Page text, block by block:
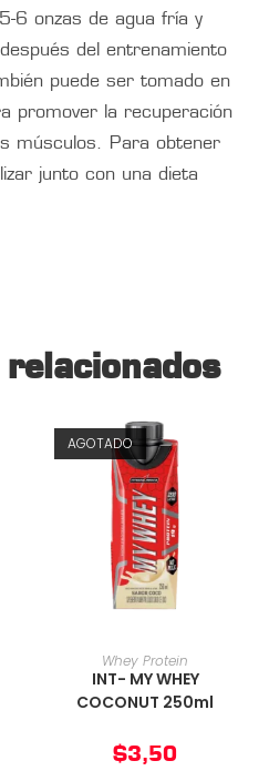
6 onzas de agua fría y
del entrenamiento
puede ser tomado en
promover la recuperación
músculos. Para obtener
junto con una dieta
AGOTADO
AÑADIR AL CARRITO
Whey Protein
INT- MY WHEY
COCONUT 250ml
$3,50